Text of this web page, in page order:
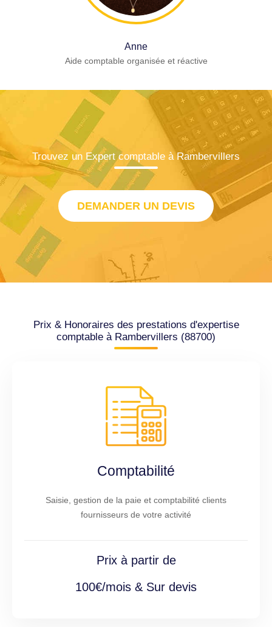
Anne
Aide comptable organisée et réactive
Trouvez un Expert comptable à Rambervillers
DEMANDER UN DEVIS
Prix & Honoraires des prestations d'expertise
comptable à Rambervillers (88700)
Comptabilité
Saisie, gestion de la paie et comptabilité clients
fournisseurs de votre activité
Prix à partir de
100€/mois & Sur devis